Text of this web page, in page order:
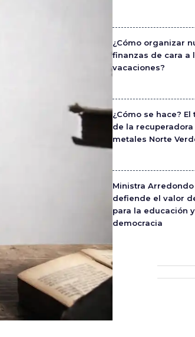
¿Cómo organizar
finanzas de cara a
vacaciones?
¿Cómo se hace? El
de la recuperadora
metales Norte
Ministra Arredondo
defiende el valor
para la educación
democracia